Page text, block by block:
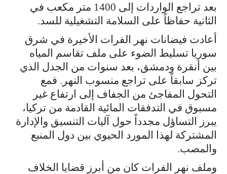
بعد تراجع الواردات إلى 1400 متر مكعب في
الثانية حفاظاً على ‏السلامة التشغيلية للسد.
أعادت فيضانات نهر الفرات الأخيرة في شرق
سوريا تسليط الضوء على ملف تقاسم المياه
بين أنقرة ودمشق، بعد سنوات من الجدل الذي
تركز سابقاً على تراجع منسوب النهر. فمع
التحول المفاجئ من الجفاف إلى ارتفاع غير
مسبوق في التدفقات المائية القادمة من تركيا،
يبرز التساؤل مجدداً حول آليات التنسيق والإدارة
المشتركة لهذا المورد الحيوي بين دول المنبع
والمصب.
وملف نهر الفرات كان من أبرز قضايا الخلاف